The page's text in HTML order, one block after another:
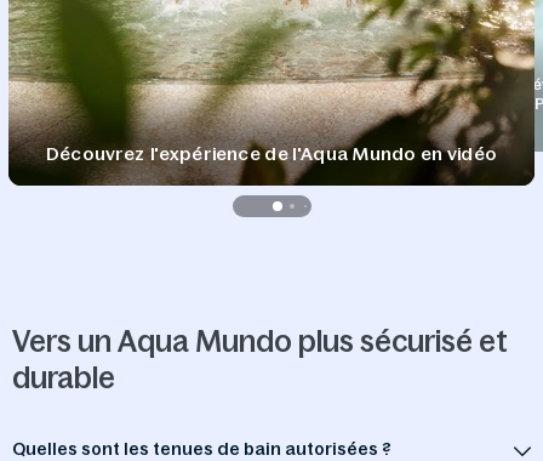
Découvrez l'expérience de l'Aqua Mundo en vidéo
Vers un Aqua Mundo plus sécurisé et
durable
Quelles sont les tenues de bain autorisées ?